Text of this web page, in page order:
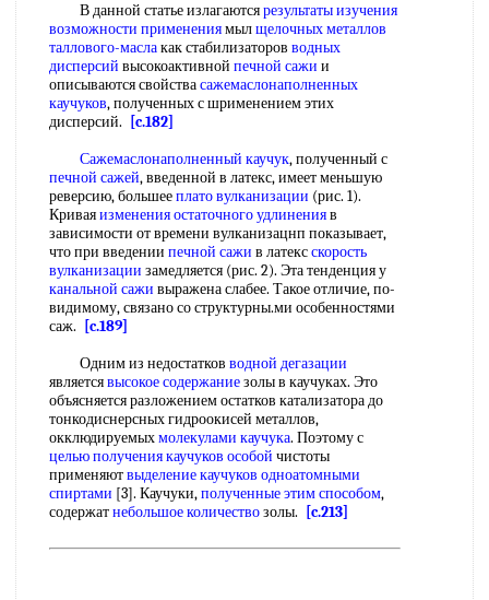
В данной статье излагаютсярезультаты изучения
возможности применениямылщелочных металлов
таллового-маслакак стабилизаторов водных
дисперсий высокоактивной печной сажи и
описываются свойствасажемаслонаполненных
каучуков, полученных с шрименением этих
дисперсий.
[c.182]
Сажемаслонаполненный каучук, полученный с
печной сажей, введенной в латекс, имеет меньшую
реверсию, большееплато вулканизации (рис. 1).
Криваяизменения остаточного удлиненияв
зависимости от времени вулканизацнп показывает,
что при введении печной сажи в латексскорость
вулканизации замедляется (рис. 2). Эта тенденция у
канальной сажи выражена слабее. Такое отличие, по-
видимому, связано со структурны.ми особенностями
саж.
[c.189]
Одним из недостатков водной дегазации
являетсявысокое содержаниезолы в каучуках. Это
объясняется разложением остатков катализатора до
тонкодиснерсных гидроокисей металлов,
окклюдируемыхмолекулами каучука. Поэтому с
целью получениякаучуков особой чистоты
применяютвыделение каучуков одноатомными
спиртами [3]. Каучуки,полученные этим способом,
содержатнебольшое количествозолы. [c.213]